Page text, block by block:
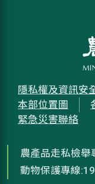
隱私權及資訊安
本部位置圖
緊急災害聯絡
農產品走私檢
動物保護專線